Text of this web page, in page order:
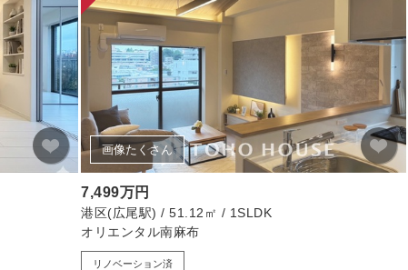
画像たくさん
7,499万円
港区(広尾駅) / 51.12㎡ / 1SLDK
オリエンタル南麻布
リノベーション済